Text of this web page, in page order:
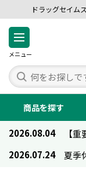
ドラッグセイム
メニュー
商品を探す
2026.08.04
2026.07.24